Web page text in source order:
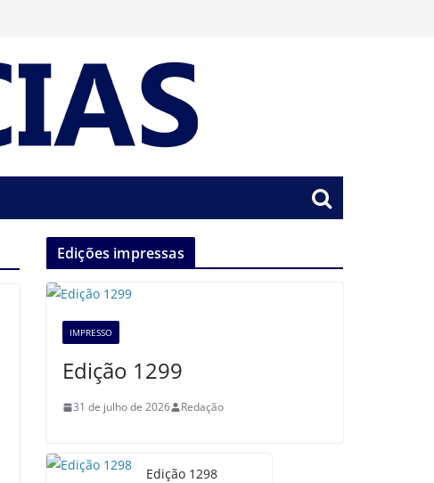
Edições impressas
IMPRESSO
Edição 1299
31 de julho de 2026 Redação
Edição 1298